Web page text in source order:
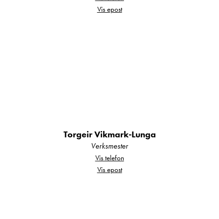
Hjalmar Fredriksen mob: 40225922
hjalmar.fredriksen@kroken.no
Vis epost
Torgeir Vikmark-Lunga
Verksmester
Vis telefon
Vis epost